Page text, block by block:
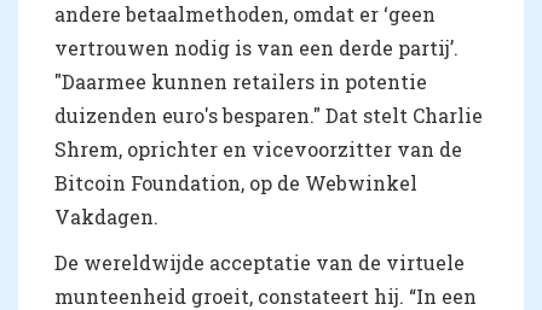
andere betaalmethoden, omdat er ‘geen
vertrouwen nodig is van een derde partij’.
"Daarmee kunnen retailers in potentie
duizenden euro's besparen." Dat stelt Charlie
Shrem, oprichter en vicevoorzitter van de
Bitcoin Foundation, op de Webwinkel
Vakdagen.
De wereldwijde acceptatie van de virtuele
munteenheid groeit, constateert hij. “In een